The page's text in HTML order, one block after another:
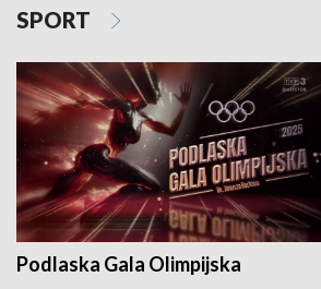
SPORT
Podlaska Gala Olimpijska